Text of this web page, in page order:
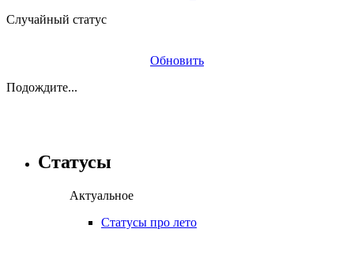
Случайный статус
Обновить
Подождите...
Статусы
Актуальное
Статусы про лето